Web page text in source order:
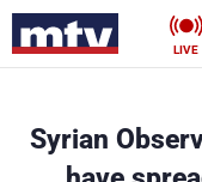
LIVE
Syrian